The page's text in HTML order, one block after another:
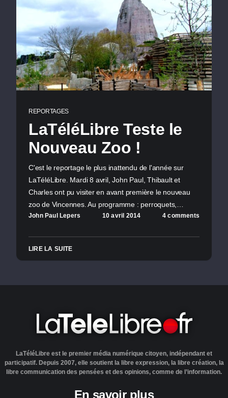
REPORTAGES
LaTéléLibre Teste le
Nouveau Zoo !
C'est le reportage le plus inattendu de l'année sur
LaTéléLibre. Mardi 8 avril, John Paul, Thibault et
Charles ont pu visiter en avant première le nouveau
zoo de Vincennes. Au programme : perroquets,…
John Paul Lepers 10 avril 2014 4 comments
LIRE LA SUITE
LaTéléLibre est le premier média numérique citoyen, indépendant et
participatif. Depuis 2007, elle soutient la libre expression, la libre création, la
libre communication des pensées et des opinions, comme de l’information.
En savoir plus